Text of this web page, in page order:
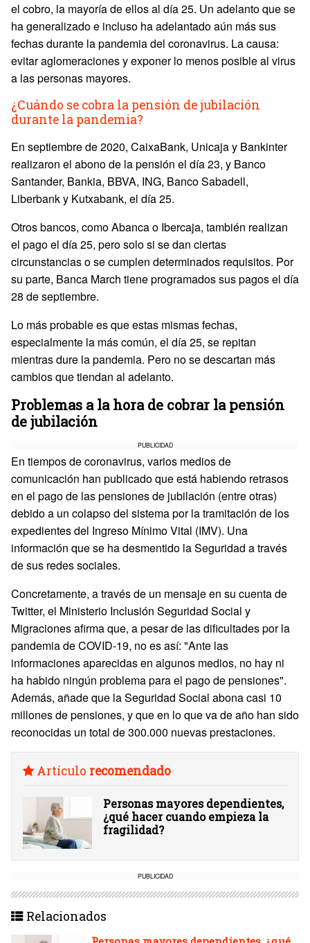
el cobro, la mayoría de ellos al día 25. Un adelanto que se
ha generalizado e incluso ha adelantado aún más sus
fechas durante la pandemia del coronavirus. La causa:
evitar aglomeraciones y exponer lo menos posible al virus
a las personas mayores.
¿Cuándo se cobra la pensión de jubilación
durante la pandemia?
En septiembre de 2020, CaixaBank, Unicaja y Bankinter
realizaron el abono de la pensión el día 23, y Banco
Santander, Bankia, BBVA, ING, Banco Sabadell,
Liberbank y Kutxabank, el día 25.
Otros bancos, como Abanca o Ibercaja, también realizan
el pago el día 25, pero solo si se dan ciertas
circunstancias o se cumplen determinados requisitos. Por
su parte, Banca March tiene programados sus pagos el día
28 de septiembre.
Lo más probable es que estas mismas fechas,
especialmente la más común, el día 25, se repitan
mientras dure la pandemia. Pero no se descartan más
cambios que tiendan al adelanto.
Problemas a la hora de cobrar la pensión
de jubilación
PUBLICIDAD
En tiempos de coronavirus, varios medios de
comunicación han publicado que está habiendo retrasos
en el pago de las pensiones de jubilación (entre otras)
debido a un colapso del sistema por la tramitación de los
expedientes del Ingreso Mínimo Vital (IMV). Una
información que se ha desmentido la Seguridad a través
de sus redes sociales.
Concretamente, a través de un mensaje en su cuenta de
Twitter, el Ministerio Inclusión Seguridad Social y
Migraciones afirma que, a pesar de las dificultades por la
pandemia de COVID-19, no es así: "Ante las
informaciones aparecidas en algunos medios, no hay ni
ha habido ningún problema para el pago de pensiones".
Además, añade que la Seguridad Social abona casi 10
millones de pensiones, y que en lo que va de año han sido
reconocidas un total de 300.000 nuevas prestaciones.
Artículo recomendado
Personas mayores dependientes,
¿qué hacer cuando empieza la
fragilidad?
PUBLICIDAD
Relacionados